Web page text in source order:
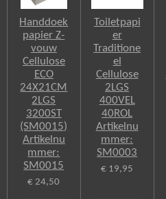
Handdoek
papier Z-
vouw
Cellulose
ECO
24X21CM
2LGS
3200ST
(SM0015)
Artikelnu
mmer:
SM0015
€ 24,50
Toiletpapi
er
Traditione
el
Cellulose
2LGS
400VEL
40ROL
Artikelnu
mmer:
SM0003
€ 19,95